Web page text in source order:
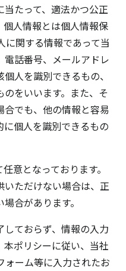
たって、適法かつ公正
人情報とは個人情報保
に関する情報であって当
話番号、メールアドレ
人を識別できるもの、
をいいます。また、そ
でも、他の情報と容易
個人を識別できるもの
意となっております。
いただけない場合は、正
合があります。
ておらず、情報の入力
ポリシーに従い、当社
ォーム等に入力されたお